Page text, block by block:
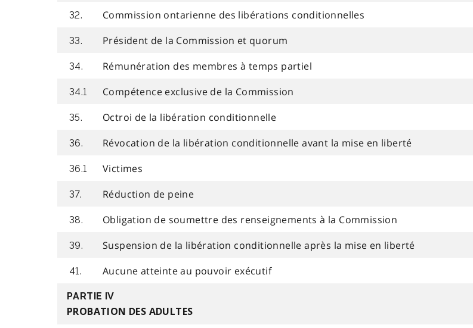
32. Commission ontarienne des libérations conditionnelles
33. Président de la Commission et quorum
34. Rémunération des membres à temps partiel
34.1 Compétence exclusive de la Commission
35. Octroi de la libération conditionnelle
36. Révocation de la libération conditionnelle avant la mise en liberté
36.1 Victimes
37. Réduction de peine
38. Obligation de soumettre des renseignements à la Commission
39. Suspension de la libération conditionnelle après la mise en liberté
41. Aucune atteinte au pouvoir exécutif
PARTIE IV
PROBATION DES ADULTES